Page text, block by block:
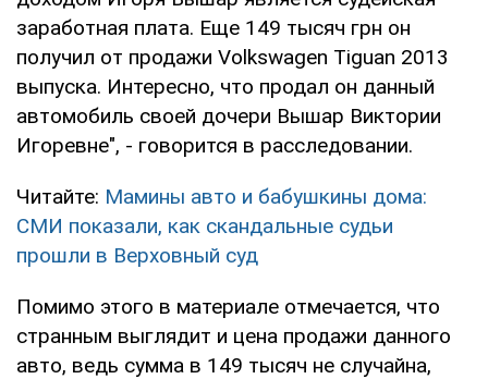
заработная плата. Еще 149 тысяч грн он
получил от продажи Volkswagen Tiguan 2013
выпуска. Интересно, что продал он данный
автомобиль своей дочери Вышар Виктории
Игоревне", - говорится в расследовании.
Читайте: Мамины авто и бабушкины дома:
СМИ показали, как скандальные судьи
прошли в Верховный суд
Помимо этого в материале отмечается, что
странным выглядит и цена продажи данного
авто, ведь сумма в 149 тысяч не случайна,